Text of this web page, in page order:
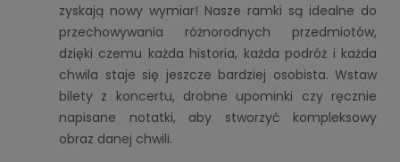
zyskają nowy wymiar! Nasze ramki są idealne do
przechowywania różnorodnych przedmiotów,
dzięki czemu każda historia, każda podróż i każda
chwila staje się jeszcze bardziej osobista. Wstaw
bilety z koncertu, drobne upominki czy ręcznie
napisane notatki, aby stworzyć kompleksowy
obraz danej chwili.